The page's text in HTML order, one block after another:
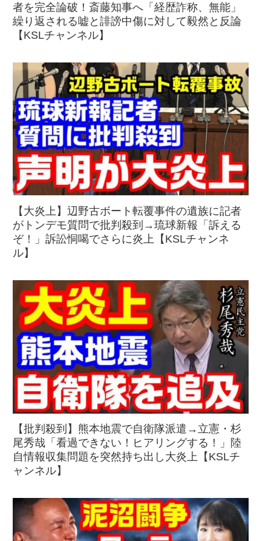
者を完全論破！斎藤知事へ「経歴詐称、無能」
繰り返される嘘と誹謗中傷に対して毅然と反論
【KSLチャンネル】
【大炎上】辺野古ボート転覆事件の遺族に記者
がトンデモ質問で批判殺到→琉球新報「訴える
ぞ！」訴訟恫喝でさらに炎上【KSLチャンネ
ル】
【批判殺到】熊本地震で自衛隊派遣→立憲・杉
尾秀哉「看過できない！ヒアリングする！」陸
自情報収集問題を突然持ち出し大炎上【KSLチ
ャンネル】